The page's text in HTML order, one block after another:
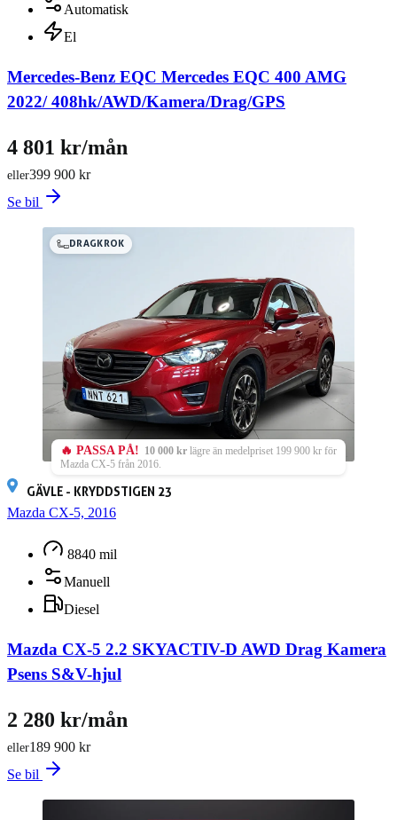
Automatisk
El
Mercedes-Benz EQC Mercedes EQC 400 AMG
2022/ 408hk/AWD/Kamera/Drag/GPS
399 900 kr
eller
4 801 kr/mån
Se bil
DRAGKROK
🔥 PASSA PÅ! 10 000 kr lägre än medelpriset 199 900 kr för
Mazda CX-5 från 2016.
GÄVLE - KRYDDSTIGEN 23
Mazda CX-5, 2016
8840 mil
Manuell
Diesel
Mazda CX-5 2.2 SKYACTIV-D AWD Drag Kamera
Psens S&V-hjul
189 900 kr
eller
2 280 kr/mån
Se bil